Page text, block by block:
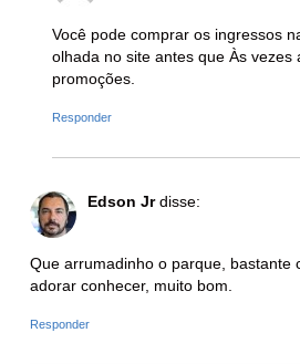
Você pode comprar os ingressos
olhada no site antes que Às vezes
promoções.
Responder
Edson Jr disse:
Que arrumadinho o parque, bastante
adorar conhecer, muito bom.
Responder